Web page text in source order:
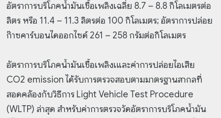
อัตราการบริโภคน้ำมันเชื้อเพลิงเฉลี่ย 8.7 – 8.8 กิโลเมตรต่อ
ลิตร หรือ 11.4 – 11.3 ลิตรต่อ 100 กิโลเมตร; อัตราการปล่อย
ก๊าซคาร์บอนไดออกไซด์ 261 – 258 กรัมต่อกิโลเมตร
อัตราการบริโภคน้ำมันเชื้อเพลิงเและค่าการปล่อยไอเสีย
CO2 emission ได้รับการตรวจสอบตามมาตรฐานสากลที่
สอดคล้องกับวิธีการ Light Vehicle Test Procedure
(WLTP) ล่าสุด สำหรับค่าการตรวจวัดอัตราการบริโภคน้ำมัน